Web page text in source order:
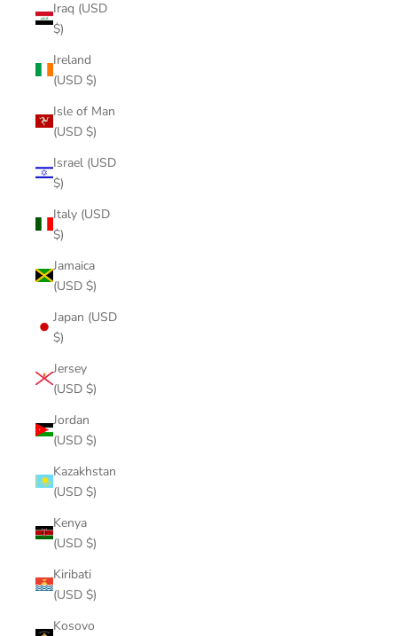
Iraq (USD
$)
Ireland
(USD $)
Isle of Man
(USD $)
Israel (USD
$)
Italy (USD
$)
Jamaica
(USD $)
Japan (USD
$)
Jersey
(USD $)
Jordan
(USD $)
Kazakhstan
(USD $)
Kenya
(USD $)
Kiribati
(USD $)
Kosovo